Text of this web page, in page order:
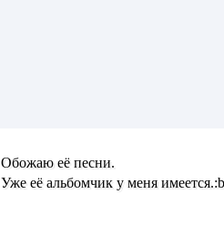
Обожаю её песни.
Уже её альбомчик у меня